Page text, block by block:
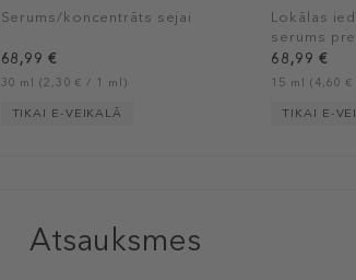
Serums/koncentrāts sejai
68,99 €
30 ml (2,30 € / 1 ml)
TIKAI E-VEIKALĀ
Lokālas
serums
grumbām
68,99 €
15 ml (4,60
TIKAI E-
Atsauksmes